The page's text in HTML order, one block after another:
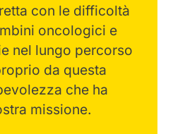
con le difficoltà
oncologici e
nel lungo percorso
da questa
che ha
missione.